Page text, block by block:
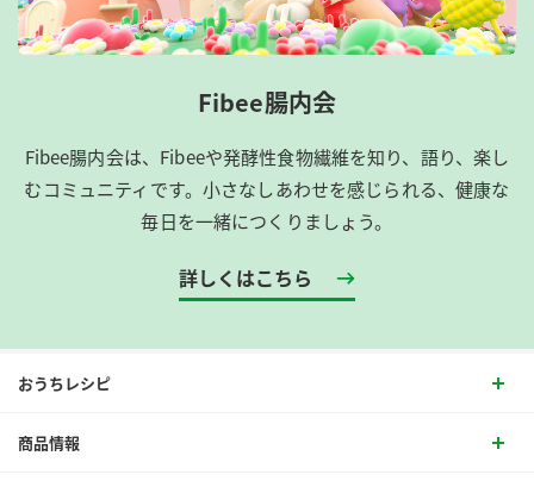
Fibee腸内会
Fibee腸内会は、​Fibeeや発酵性食物繊維を知り、語り、楽し
むコミュニティです。​小さなしあわせを感じられる、健康な
毎日を一緒につくりましょう。
詳しくはこちら
おうちレシピ
商品情報